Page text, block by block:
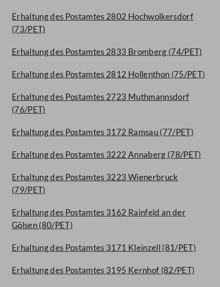
Erhaltung des Postamtes 2802 Hochwolkersdorf
(73/PET)
Erhaltung des Postamtes 2833 Bromberg (74/PET)
Erhaltung des Postamtes 2812 Hollenthon (75/PET)
Erhaltung des Postamtes 2723 Muthmannsdorf
(76/PET)
Erhaltung des Postamtes 3172 Ramsau (77/PET)
Erhaltung des Postamtes 3222 Annaberg (78/PET)
Erhaltung des Postamtes 3223 Wienerbruck
(79/PET)
Erhaltung des Postamtes 3162 Rainfeld an der
Gölsen (80/PET)
Erhaltung des Postamtes 3171 Kleinzell (81/PET)
Erhaltung des Postamtes 3195 Kernhof (82/PET)